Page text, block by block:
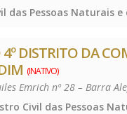
DISTRITO DA
(INATIVO)